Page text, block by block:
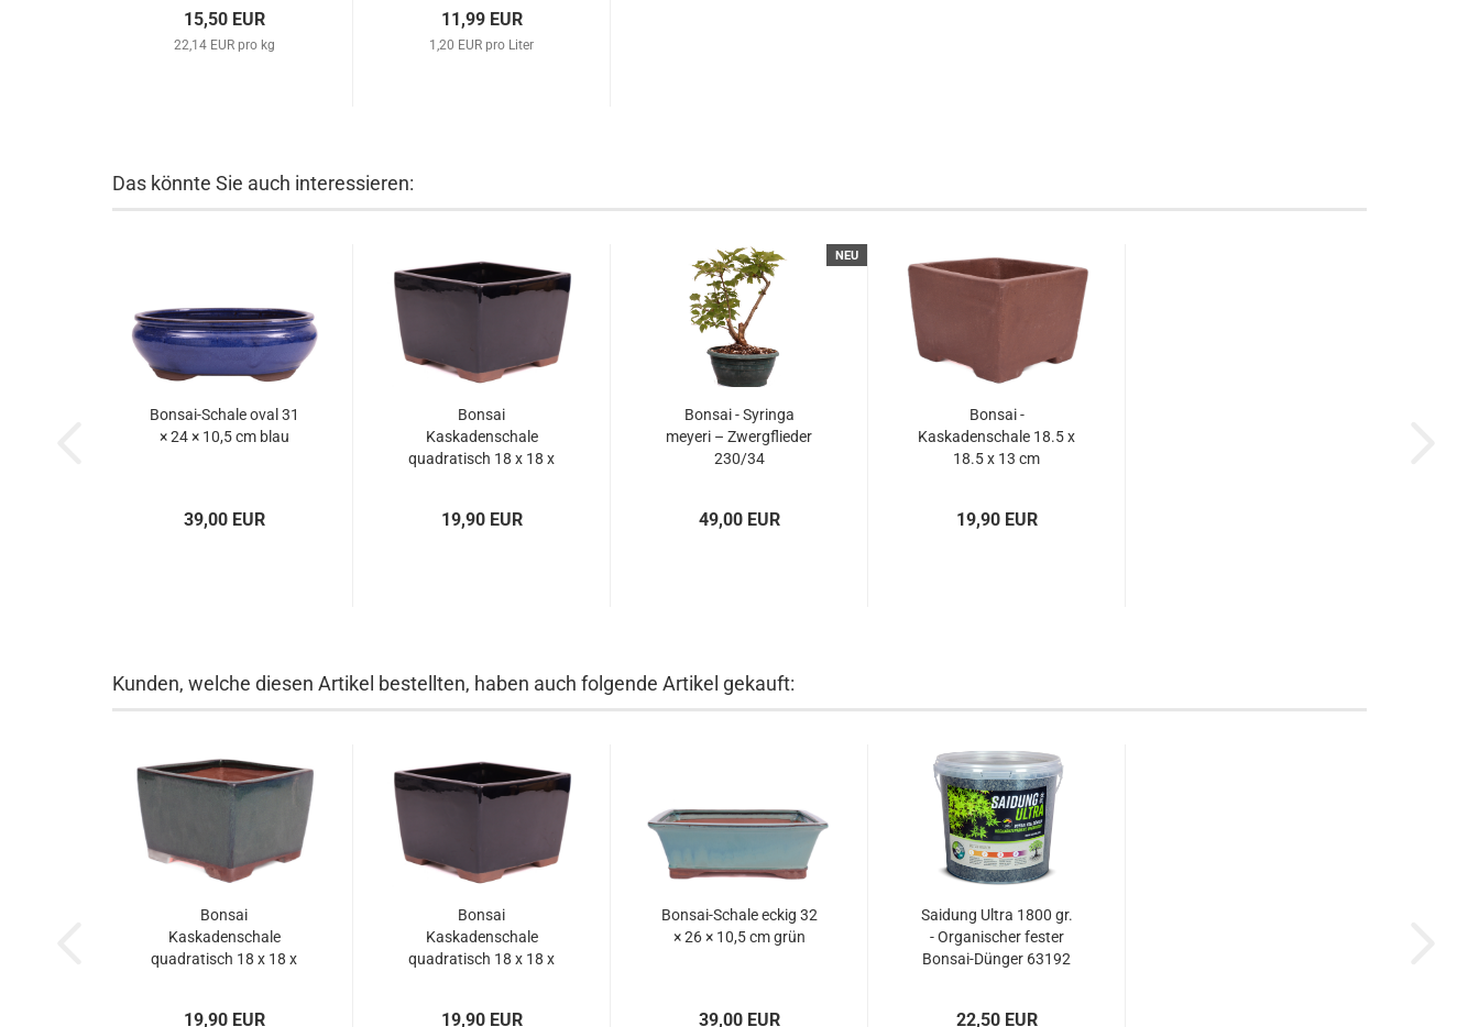
15,50 EUR
22,14 EUR pro kg
11,99 EUR
1,20 EUR pro Liter
Das könnte Sie auch interessieren:
Bonsai-Schale oval 31
× 24 × 10,5 cm blau
39,00 EUR
Bonsai
Kaskadenschale
quadratisch 18 x 18 x
19,90 EUR
NEU
Bonsai - Syringa
meyeri – Zwergflieder
230/34
49,00 EUR
Bonsai -
Kaskadenschale 18.5 x
18.5 x 13 cm
19,90 EUR
Kunden, welche diesen Artikel bestellten, haben auch folgende Artikel gekauft:
Bonsai
Kaskadenschale
quadratisch 18 x 18 x
19,90 EUR
Bonsai
Kaskadenschale
quadratisch 18 x 18 x
19,90 EUR
Bonsai-Schale eckig 32
× 26 × 10,5 cm grün
39,00 EUR
Saidung Ultra 1800 gr.
- Organischer fester
Bonsai-Dünger 63192
22,50 EUR